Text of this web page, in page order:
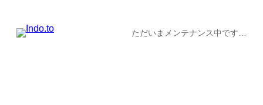
ただいまメンテナンス中です…